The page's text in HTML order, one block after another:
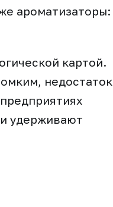
ароматизаторы:
картой.
недостаток
удерживают